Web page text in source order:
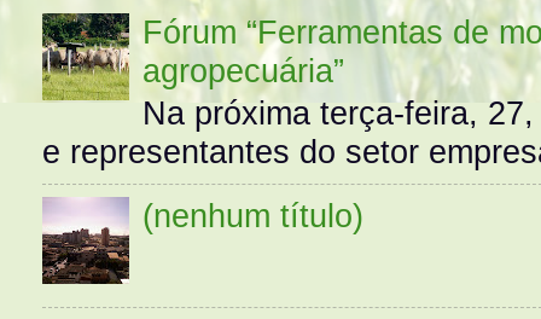
Fórum “Ferramentas de
agropecuária”
Na próxima terça-feira,
e representantes do setor
(nenhum título)